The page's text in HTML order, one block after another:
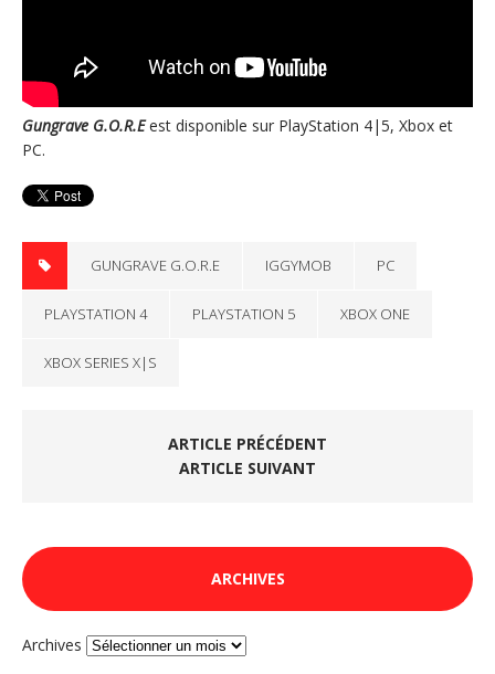
Gungrave G.O.R.Eest disponible sur PlayStation 4|5, Xbox et
PC.
GUNGRAVE G.O.R.E IGGYMOB PC
PLAYSTATION 4 PLAYSTATION 5 XBOX ONE
XBOX SERIES X|S
ARTICLE PRÉCÉDENT
ARTICLE SUIVANT
ARCHIVES
Archives